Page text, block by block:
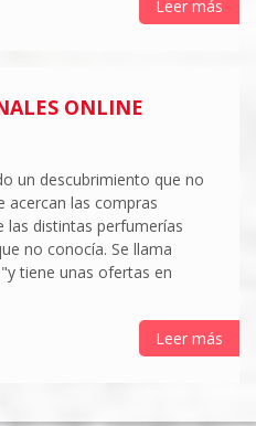
Leer más
ONLINE
un descubrimiento que no
acercan las compras
las distintas perfumerías
no conocía. Se llama
tiene unas ofertas en
Leer más